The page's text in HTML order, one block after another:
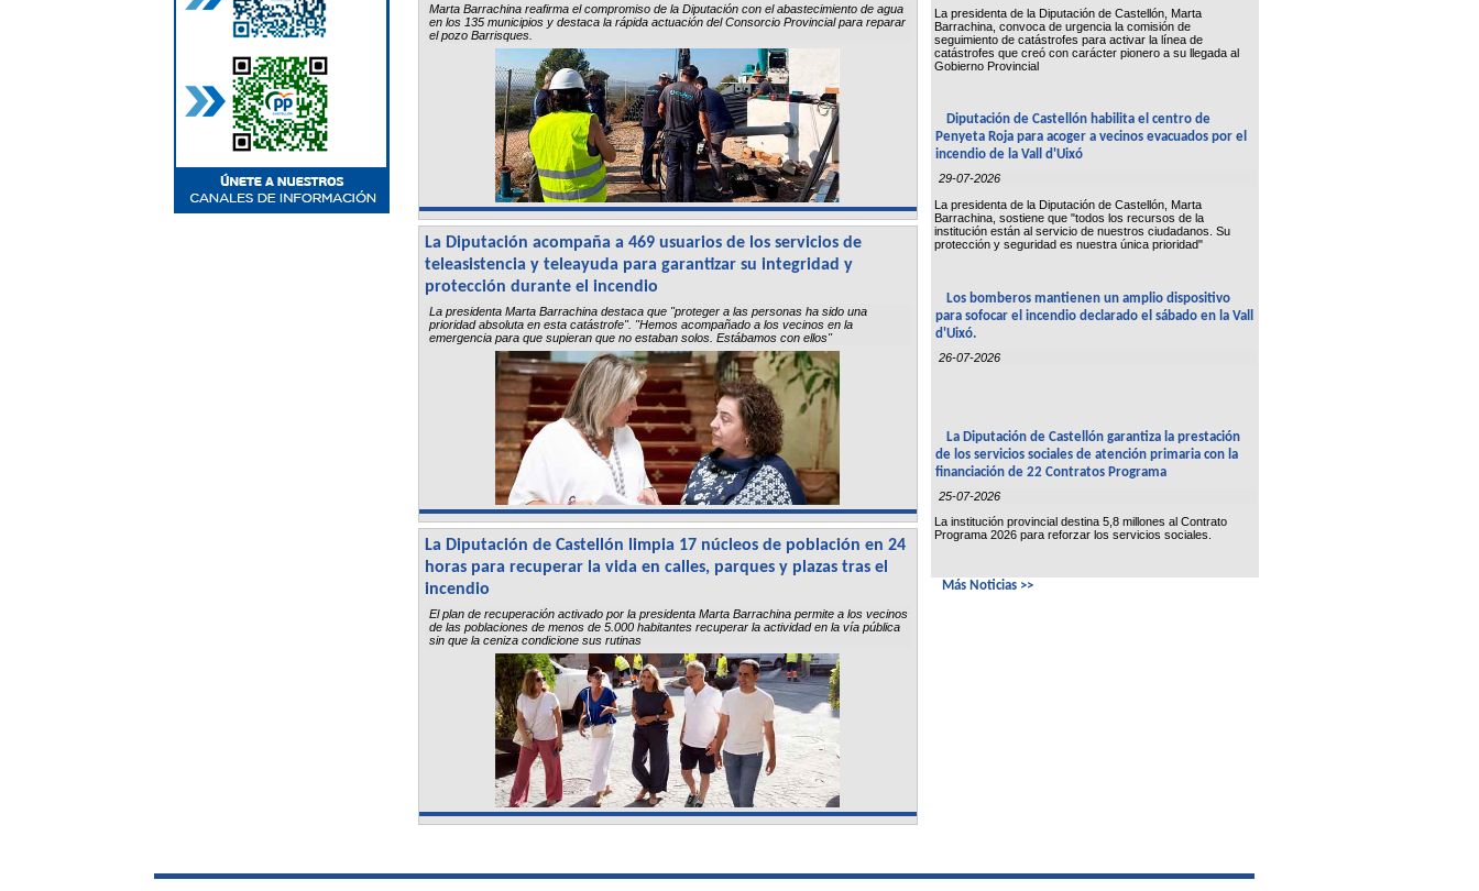
Marta Barrachina reafirma el compromiso de la Diputación con el abastecimiento de agua
en los 135 municipios y destaca la rápida actuación del Consorcio Provincial para reparar
el pozo Barrisques.
La Diputación acompaña a 469 usuarios de los servicios de
teleasistencia y teleayuda para garantizar su integridad y
protección durante el incendio
La presidenta Marta Barrachina destaca que "proteger a las personas ha sido una
prioridad absoluta en esta catástrofe". "Hemos acompañado a los vecinos en la
emergencia para que supieran que no estaban solos. Estábamos con ellos"
La Diputación de Castellón limpia 17 núcleos de población en 24
horas para recuperar la vida en calles, parques y plazas tras el
incendio
El plan de recuperación activado por la presidenta Marta Barrachina permite a los vecinos
de las poblaciones de menos de 5.000 habitantes recuperar la actividad en la vía pública
sin que la ceniza condicione sus rutinas
La presidenta de la Diputación de Castellón, Marta
Barrachina, convoca de urgencia la comisión de
seguimiento de catástrofes para activar la línea de
catástrofes que creó con carácter pionero a su llegada al
Gobierno Provincial
Diputación de Castellón habilita el centro de
Penyeta Roja para acoger a vecinos evacuados por el
incendio de la Vall d'Uixó
29-07-2026
La presidenta de la Diputación de Castellón, Marta
Barrachina, sostiene que "todos los recursos de la
institución están al servicio de nuestros ciudadanos. Su
protección y seguridad es nuestra única prioridad"
Los bomberos mantienen un amplio dispositivo
para sofocar el incendio declarado el sábado en la Vall
d'Uixó.
26-07-2026
La Diputación de Castellón garantiza la prestación
de los servicios sociales de atención primaria con la
financiación de 22 Contratos Programa
25-07-2026
La institución provincial destina 5,8 millones al Contrato
Programa 2026 para reforzar los servicios sociales.
Más Noticias >>